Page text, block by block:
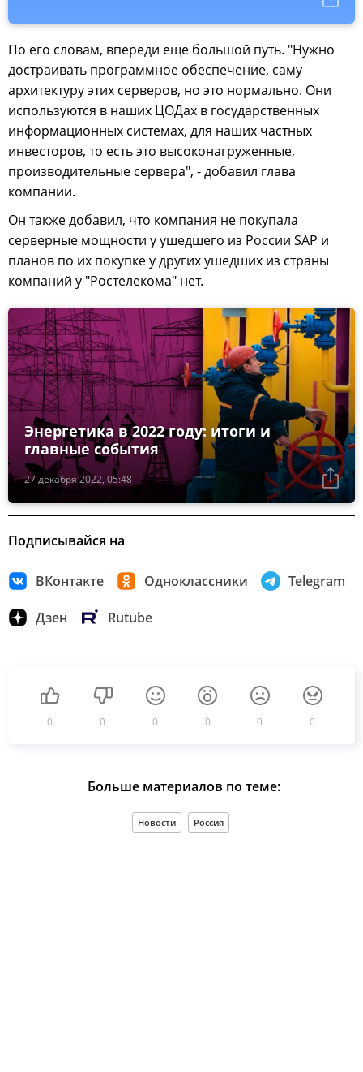
По его словам, впереди еще большой путь. "Нужно
достраивать программное обеспечение, саму
архитектуру этих серверов, но это нормально. Они
используются в наших ЦОДах в государственных
информационных системах, для наших частных
инвесторов, то есть это высоконагруженные,
производительные сервера", - добавил глава
компании.
Он также добавил, что компания не покупала
серверные мощности у ушедшего из России SAP и
планов по их покупке у других ушедших из страны
компаний у "Ростелекома" нет.
27 декабря 2022, 05:48
Энергетика в 2022 году: итоги и
главные события
Подписывайся на
ВКонтакте Одноклассники Telegram
Дзен Rutube
0 0 0 0 0 0
Больше материалов по теме:
Новости Россия